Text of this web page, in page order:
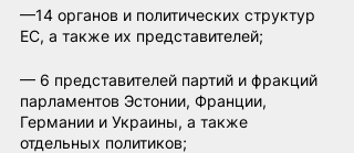
—14 органов и политических структур
ЕС, а также их представителей;
— 6 представителей партий и фракций
парламентов Эстонии, Франции,
Германии и Украины, а также
отдельных политиков;